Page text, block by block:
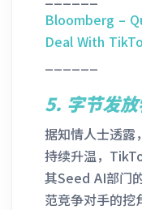
Bloomberg –
Deal With
5. 字节发
据知情人士透露
持续升温，
其Seed AI部门
范竞争对手的挖